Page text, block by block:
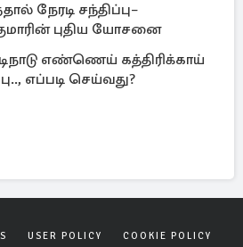
நேரடி சந்திப்பு–
புதிய யோசனை
எண்ணெய் கத்திரிக்காய்
எப்படி செய்வது?
USER POLICY COOKIE POLICY